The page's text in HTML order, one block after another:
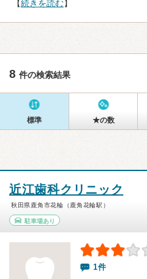
【続きを読む】
8 件の検索結果
標準 ★の数
近江歯科クリニック
秋田県鹿角市花輪（鹿角花輪駅）
駐車場あり
1件